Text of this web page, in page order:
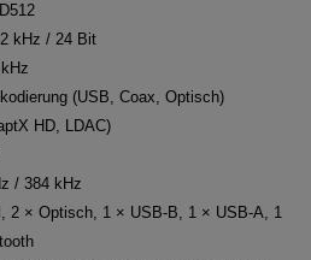
kHz / 24 Bit
(USB, Coax, Optisch)
HD, LDAC)
/ 384 kHz
2 × Optisch, 1 × USB-B, 1 × USB-A, 1